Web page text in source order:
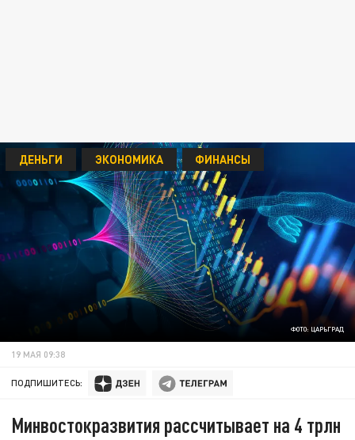
ФОТО: ЦАРЬГРАД
ДЕНЬГИ ЭКОНОМИКА ФИНАНСЫ
19 МАЯ 09:38
ПОДПИШИТЕСЬ:
Минвостокразвития рассчитывает на 4 трлн